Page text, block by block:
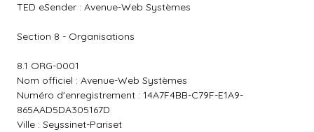
TED eSender : Avenue-Web Systèmes
Section 8 - Organisations
8.1 ORG-0001
Nom officiel : Avenue-Web Systèmes
Numéro d'enregistrement : 14A7F4BB-C79F-E1A9-
865AAD5DA305167D
Ville : Seyssinet-Pariset